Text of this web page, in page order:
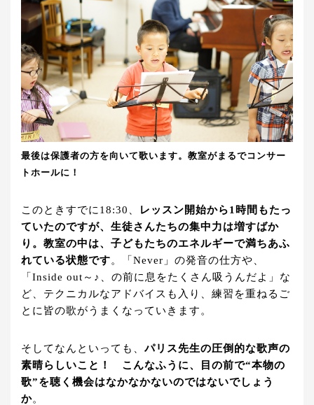
最後は保護者の方を向いて歌います。教室がまるでコンサー
トホールに！
このときすでに18:30、
レッスン開始から1時間もたっ
ていたのですが、生徒さんたちの集中力は増すばか
り。教室の中は、子どもたちのエネルギーで満ちあふ
れている状態です。「Never」の発音の仕方や、
「Inside out～♪、の前に息をたくさん吸うんだよ」な
ど、テクニカルなアドバイスも入り、練習を重ねるご
とに皆の歌がうまくなっていきます。
そしてなんといっても、パリス先生の圧倒的な歌声の
素晴らしいこと！ こんなふうに、目の前で“本物の
歌”を聴く機会はなかなかないのではないでしょう
か。